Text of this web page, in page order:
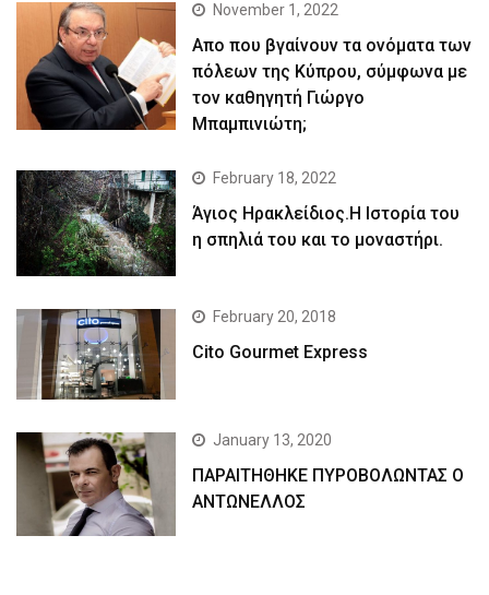
November 1, 2022
Απο που βγαίνουν τα ονόματα των
πόλεων της Κύπρου, σύμφωνα με
τον καθηγητή Γιώργο
Μπαμπινιώτη;
February 18, 2022
Άγιος Ηρακλείδιος.Η Ιστορία του
η σπηλιά του και το μοναστήρι.
February 20, 2018
Cito Gourmet Express
January 13, 2020
ΠΑΡΑΙΤΗΘΗΚΕ ΠΥΡΟΒΟΛΩΝΤΑΣ Ο
ΑΝΤΩΝΕΛΛΟΣ